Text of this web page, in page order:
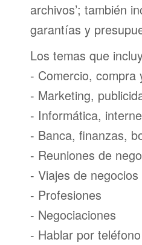
archivos’; también
garantías y
Los temas que
- Comercio, compra
- Marketing,
- Informática,
- Banca, finanzas,
- Reuniones de
- Viajes de negocios
- Profesiones
- Negociaciones
- Hablar por teléfono